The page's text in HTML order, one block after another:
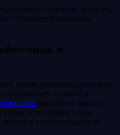
получить наличные средства,
становится логичным
в
важно учитывать не только
прозрачность условий и
предлагает формат,
понятные этапы
и сопровождение на